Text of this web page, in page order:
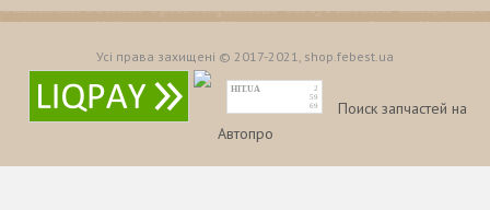
Усі права захищені © 2017-2021, shop.febest.ua
HIT.UA
2
59
69
Поиск запчастей на
Автопро